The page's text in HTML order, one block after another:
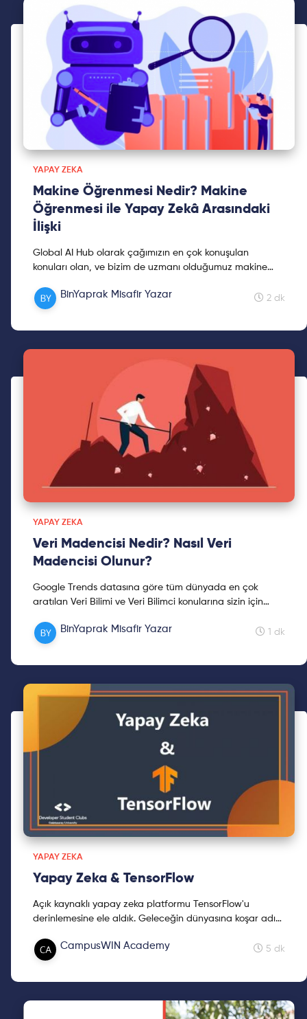
YAPAY ZEKA
Makine Öğrenmesi Nedir? Makine
Öğrenmesi ile Yapay Zekâ Arasındaki
İlişki
Global AI Hub olarak çağımızın en çok konuşulan
konuları olan, ve bizim de uzmanı olduğumuz makine
okumalar!BinYaprak Misafir Yazar 2 dk
YAPAY ZEKA
Veri Madencisi Nedir? Nasıl Veri
Madencisi Olunur?
Google Trends datasına göre tüm dünyada en çok
aratılan Veri Bilimi ve Veri Bilimci konularına sizin için
BinYaprak Misafir Yazar 1 dk
YAPAY ZEKA
Yapay Zeka & TensorFlow
Açık kaynaklı yapay zeka platformu TensorFlow'u
derinlemesine ele aldık. Geleceğin dünyasına koşar adım
CampusWIN Academy 5 dk